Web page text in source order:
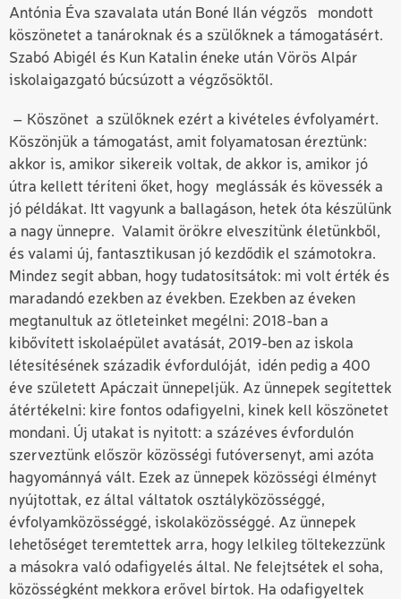
Antónia Éva szavalata után Boné Ilán végzős mondott
köszönetet a tanároknak és a szülőknek a támogatásért.
Szabó Abigél és Kun Katalin éneke után Vörös Alpár
iskolaigazgató búcsúzott a végzősöktől.
– Köszönet a szülőknek ezért a kivételes évfolyamért.
Köszönjük a támogatást, amit folyamatosan éreztünk:
akkor is, amikor sikereik voltak, de akkor is, amikor jó
útra kellett téríteni őket, hogy meglássák és kövessék a
jó példákat. Itt vagyunk a ballagáson, hetek óta készülünk
a nagy ünnepre. Valamit örökre elveszítünk életünkből,
és valami új, fantasztikusan jó kezdődik el számotokra.
Mindez segít abban, hogy tudatosítsátok: mi volt érték és
maradandó ezekben az években. Ezekben az éveken
megtanultuk az ötleteinket megélni: 2018-ban a
kibővített iskolaépület avatását, 2019-ben az iskola
létesítésének századik évfordulóját, idén pedig a 400
éve született Apáczait ünnepeljük. Az ünnepek segítettek
átértékelni: kire fontos odafigyelni, kinek kell köszönetet
mondani. Új utakat is nyitott: a százéves évfordulón
szerveztünk először közösségi futóversenyt, ami azóta
hagyománnyá vált. Ezek az ünnepek közösségi élményt
nyújtottak, ez által váltatok osztályközösséggé,
évfolyamközösséggé, iskolaközösséggé. Az ünnepek
lehetőséget teremtettek arra, hogy lelkileg töltekezzünk
a másokra való odafigyelés által. Ne felejtsétek el soha,
közösségként mekkora erővel bírtok. Ha odafigyeltek